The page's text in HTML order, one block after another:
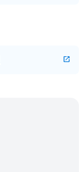
open_in_new